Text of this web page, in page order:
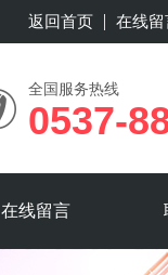
返回首页 在线留
全国服务热线
0537-
在线留言